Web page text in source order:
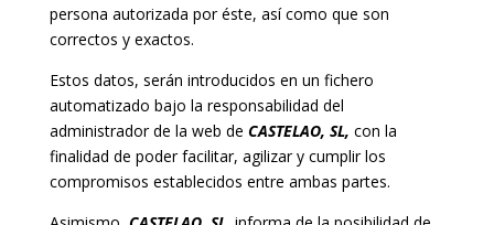
persona autorizada por éste, así como que son
correctos y exactos.
Estos datos, serán introducidos en un fichero
automatizado bajo la responsabilidad del
administrador de la web de CASTELAO, SL, con la
finalidad de poder facilitar, agilizar y cumplir los
compromisos establecidos entre ambas partes.